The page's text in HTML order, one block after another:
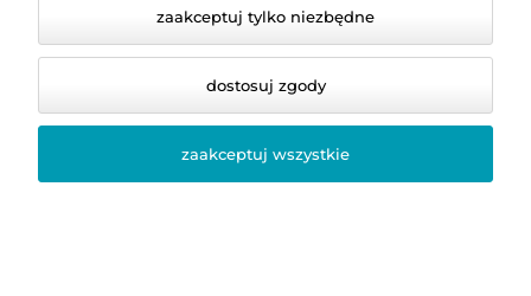
Czy pościel 140x200 w kwiaty pasuje do
nowoczesnej sypialni?
Tak,pościel 140x200 w kwiatymoże świetnie
wyglądać również w nowoczesnym wnętrzu. Najlepiej
zaakceptuj tylko niezbędne
dostosuj zgody
zaakceptuj wszystkie